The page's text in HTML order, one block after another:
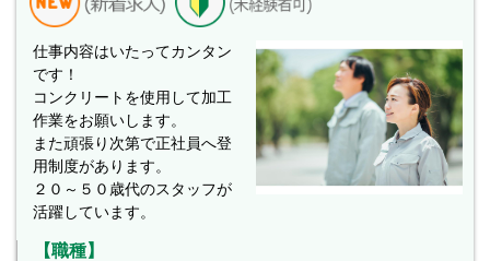
仕事内容はいたってカンタン
です！
コンクリートを使用して加工
作業をお願いします。
また頑張り次第で正社員へ登
用制度があります。
２０～５０歳代のスタッフが
活躍しています。
【職種】